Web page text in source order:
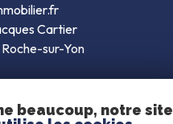
Cartier
sur-Yon
connectés
beaucoup, notre site